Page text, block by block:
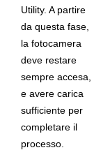
Utility. A partire
da questa fase,
la fotocamera
deve restare
sempre accesa,
e avere carica
sufficiente per
completare il
processo.